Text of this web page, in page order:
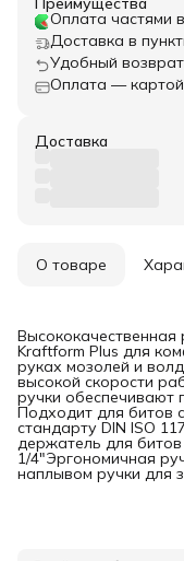
Оплата частями
Доставка в
Удобный возврат
Оплата —
Доставка
О товаре
Kraftform Plus для
руках мозолей и
высокой скорости
ручки обеспечивают
Подходит для битов
стандарту DIN ISO
держатель для
1/4"Эргономичная
наплывом ручки для